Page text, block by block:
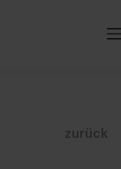
zurück